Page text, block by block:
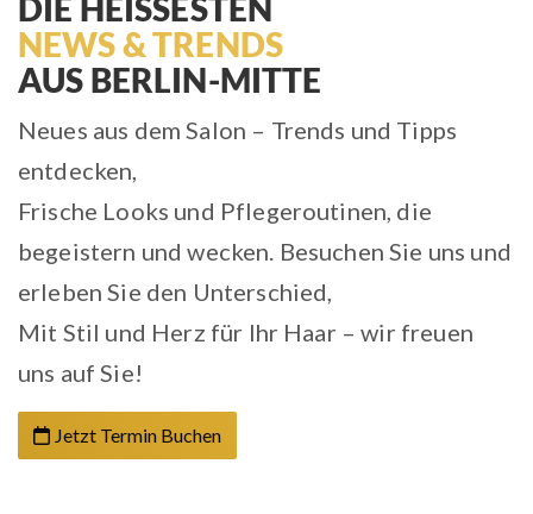
NEWS & TRENDS
AUS BERLIN-MITTE
Neues aus dem Salon – Trends und Tipps
entdecken,
Frische Looks und Pflegeroutinen, die
begeistern und wecken. Besuchen Sie uns und
erleben Sie den Unterschied,
Mit Stil und Herz für Ihr Haar – wir freuen
uns auf Sie!
Jetzt Termin Buchen